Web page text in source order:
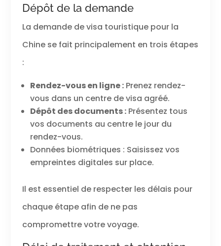
Dépôt de la demande
La demande de visa touristique pour la
Chine se fait principalement en trois étapes
:
Rendez-vous en ligne :Prenez rendez-
vous dans un centre de visa agréé.
Dépôt des documents :Présentez tous
vos documents au centre le jour du
rendez-vous.
Données biométriques : Saisissez vos
empreintes digitales sur place.
Il est essentiel de respecter les délais pour
chaque étape afin de ne pas
compromettre votre voyage.